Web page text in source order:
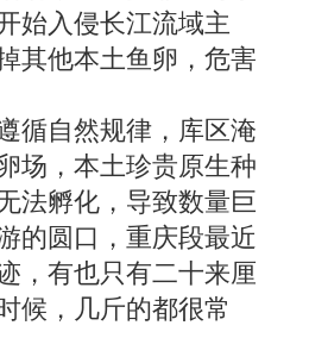
始入侵长江流域主
其他本土鱼卵，危害
循自然规律，库区淹
场，本土珍贵原生种
法孵化，导致数量巨
的圆口，重庆段最近
，有也只有二十来厘
候，几斤的都很常